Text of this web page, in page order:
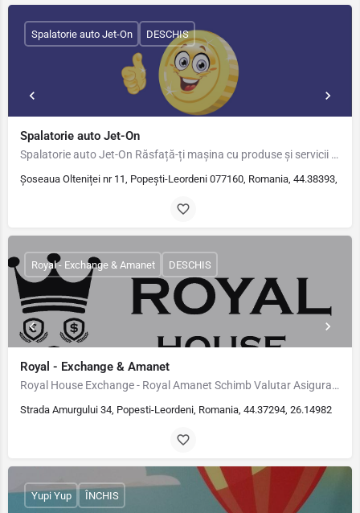
Spalatorie auto Jet-On
Spalatorie auto Jet-On Răsfață-ți mașina cu produse și servicii de calitate! Ne regăsești pe str. Oltenitei…
Șoseaua Olteniței nr 11, Popești-Leordeni 077160, Romania, 44.38393,
Spalatorie auto Jet-On DESCHIS
Royal - Exchange & Amanet
Royal House Exchange - Royal Amanet Schimb Valutar Asigurari RCA Casco Calatorie …
Strada Amurgului 34, Popesti-Leordeni, Romania, 44.37294, 26.14982
Royal - Exchange & Amanet DESCHIS
Yupi Yup ÎNCHIS